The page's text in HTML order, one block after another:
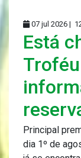
07 jul 2026 |
Está
Principal
dia 1º de